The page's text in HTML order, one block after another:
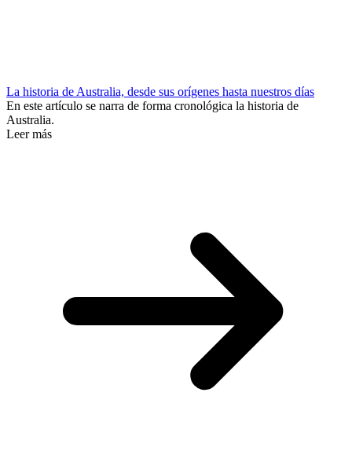
La historia de Australia, desde sus orígenes hasta nuestros días
En este artículo se narra de forma cronológica la historia de
Australia.
Leer más